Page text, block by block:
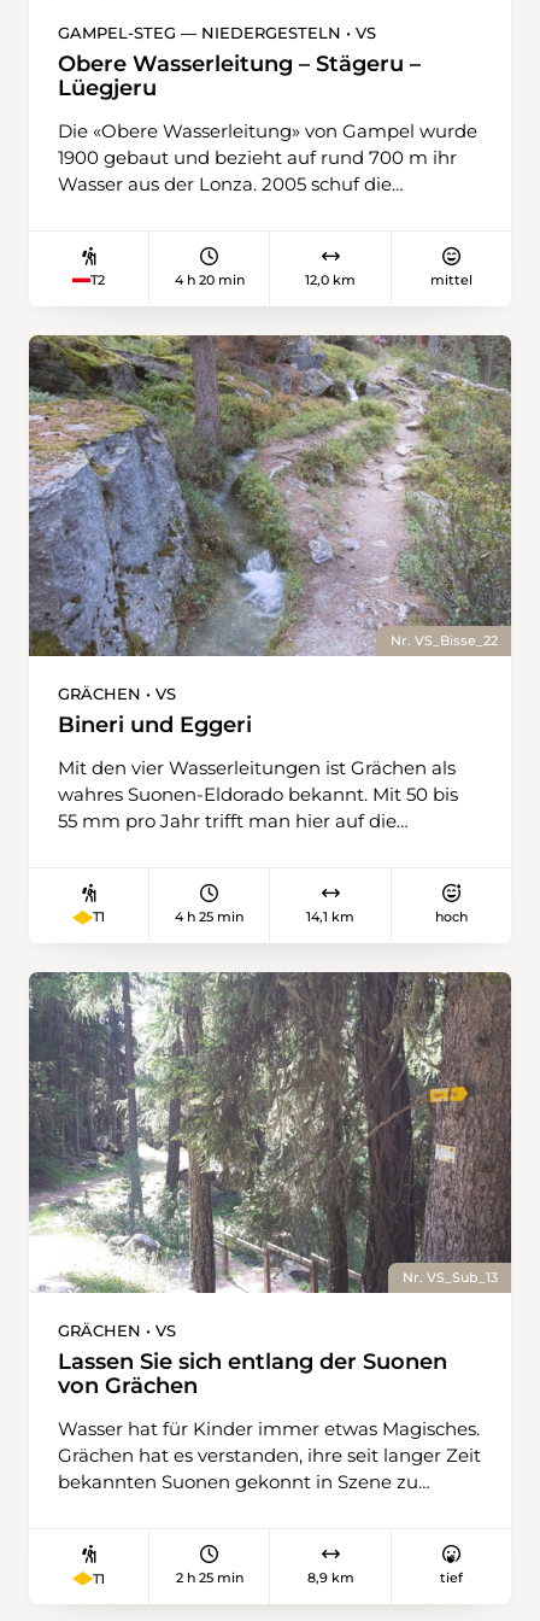
GAMPEL-STEG — NIEDERGESTELN • VS
Obere Wasserleitung – Stägeru –
Lüegjeru
Die «Obere Wasserleitung» von Gampel wurde
1900 gebaut und bezieht auf rund 700 m ihr
Wasser aus der Lonza. 2005 schuf die
trockenen Fusses unter dem Getöse des
Jolibachs zur Wasserfassung der «Stägeru» auf
fliesst in die «Lüegjeru», da deren alte
Anschöpfung Opfer eines Unwetters wurde.
Von der «Stägeru» wurde bereits 1552 berichtet,
die «Lüegjeru» ist vermutlich im 17.
Jahrhundert erstellt worden. Für
Schwindelfreie!
T2 4 h 20 min 12,0 km mittel
Nr. VS_Bisse_22
GRÄCHEN • VS
Bineri und Eggeri
Mit den vier Wasserleitungen ist Grächen als
wahres Suonen-Eldorado bekannt. Mit 50 bis
55 mm pro Jahr trifft man hier auf die
unerlässlich. Das Alter des Grächner
Wässersystems lässt sich nicht genau
reichen ins 12. Jahrhundert zurück. Die Suonen
werden allesamt vom Riedbach genährt. Die
«Eggeri», vermutlich die älteste, bezieht ihr
Wasser auf 1840 m; die «Bineri» wird auf 1738
m angeschöpft.
T1 4 h 25 min 14,1 km hoch
Nr. VS_Sub_13
GRÄCHEN • VS
Lassen Sie sich entlang der Suonen
von Grächen
Wasser hat für Kinder immer etwas Magisches.
Grächen hat es verstanden, ihre seit langer Zeit
bekannten Suonen gekonnt in Szene zu
Erwachsene werden zum Innehalten
eingeladen und können da und dort die Seele
T1 2 h 25 min 8,9 km tief